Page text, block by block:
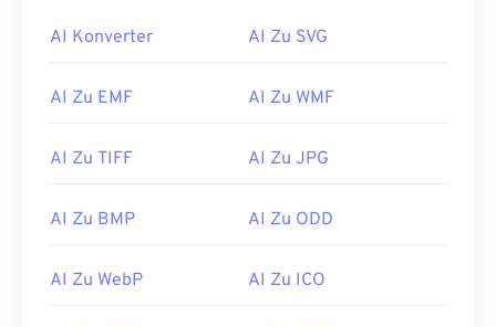
AI Konverter AI Zu SVG
AI Zu EMF AI Zu WMF
AI Zu TIFF AI Zu JPG
AI Zu BMP AI Zu ODD
AI Zu WebP AI Zu ICO